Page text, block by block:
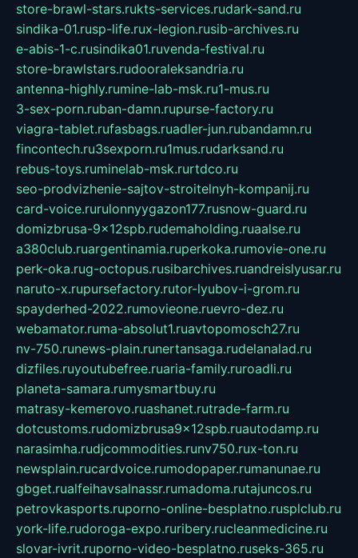
store-brawl-stars.rukts-services.rudark-sand.ru
sindika-01.rusp-life.rux-legion.rusib-archives.ru
e-abis-1-c.rusindika01.ruvenda-festival.ru
store-brawlstars.rudooraleksandria.ru
antenna-highly.rumine-lab-msk.ru1-mus.ru
3-sex-porn.ruban-damn.rupurse-factory.ru
viagra-tablet.rufasbags.ruadler-jun.rubandamn.ru
fincontech.ru3sexporn.ru1mus.rudarksand.ru
rebus-toys.ruminelab-msk.rurtdco.ru
seo-prodvizhenie-sajtov-stroitelnyh-kompanij.ru
card-voice.rurulonnyygazon177.rusnow-guard.ru
domizbrusa-9x12spb.rudemaholding.ruaalse.ru
a380club.ruargentinamia.ruperkoka.rumovie-one.ru
perk-oka.rug-octopus.rusibarchives.ruandreislyusar.ru
naruto-x.rupursefactory.rutor-lyubov-i-grom.ru
spayderhed-2022.rumovieone.ruevro-dez.ru
webamator.ruma-absolut1.ruavtopomosch27.ru
nv-750.runews-plain.runertansaga.rudelanalad.ru
dizfiles.ruyoutubefree.ruaria-family.ruroadli.ru
planeta-samara.rumysmartbuy.ru
matrasy-kemerovo.ruashanet.rutrade-farm.ru
dotcustoms.rudomizbrusa9x12spb.ruautodamp.ru
narasimha.rudjcommodities.runv750.rux-ton.ru
newsplain.rucardvoice.rumodopaper.rumanunae.ru
gbget.rualfeihavsalnassr.rumadoma.rutajuncos.ru
petrovkasports.ruporno-online-besplatno.rusplclub.ru
york-life.rudoroga-expo.ruribery.rucleanmedicine.ru
slovar-ivrit.ruporno-video-besplatno.ruseks-365.ru